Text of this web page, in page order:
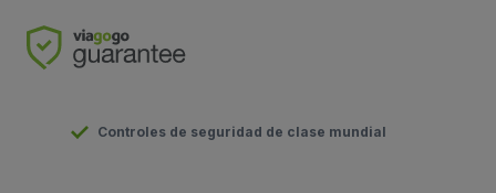
Controles de seguridad de clase mundial